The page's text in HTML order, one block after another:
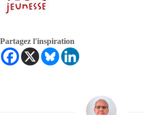
Partagez l'inspiration